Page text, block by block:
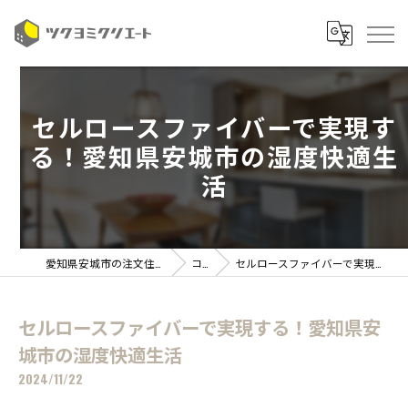
セルロースファイバーで実現す
る！愛知県安城市の湿度快適生
活
コラム セルロースファイバーで実現する！愛知県安城市の湿度快適生活
セルロースファイバーで実現する！愛知県安
城市の湿度快適生活
2024/11/22